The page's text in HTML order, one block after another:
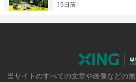
15日前
当サイトのすべての文章や画像などの